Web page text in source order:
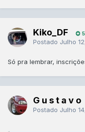
Kiko_DF
Postado Julho
Só pra lembrar,
G u s t a v o
Postado Julho